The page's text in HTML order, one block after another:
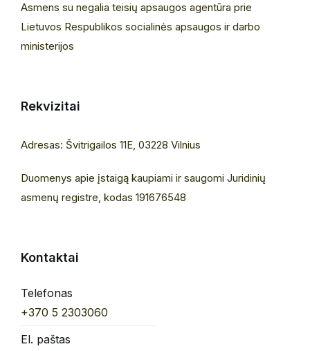
Asmens su negalia teisių apsaugos agentūra prie
Lietuvos Respublikos socialinės apsaugos ir darbo
ministerijos
Rekvizitai
Adresas: Švitrigailos 11E, 03228 Vilnius
Duomenys apie įstaigą kaupiami ir saugomi Juridinių
asmenų registre, kodas 191676548
Kontaktai
Telefonas
+370 5 2303060
El. paštas